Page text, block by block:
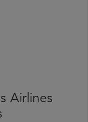
Airlines